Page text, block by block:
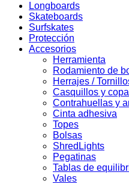
Longboards
Skateboards
Surfskates
Protección
Accesorios
Herramienta
Rodamiento de
Herrajes /
Casquillos y
Contrahuellas y
Cinta adhesiva
Topes
Bolsas
ShredLights
Pegatinas
Tablas de
Vales